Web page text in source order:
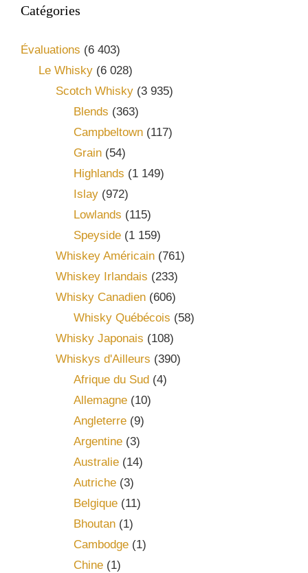
Catégories
Évaluations (6 403)
Le Whisky(6 028)
Scotch Whisky (3 935)
Blends (363)
Campbeltown(117)
Grain(54)
Highlands (1 149)
Islay(972)
Lowlands (115)
Speyside(1 159)
Whiskey Américain (761)
Whiskey Irlandais (233)
Whisky Canadien (606)
Whisky Québécois (58)
Whisky Japonais (108)
Whiskys d'Ailleurs (390)
Afrique du Sud (4)
Allemagne(10)
Angleterre(9)
Argentine(3)
Australie(14)
Autriche(3)
Belgique(11)
Bhoutan(1)
Cambodge(1)
Chine(1)